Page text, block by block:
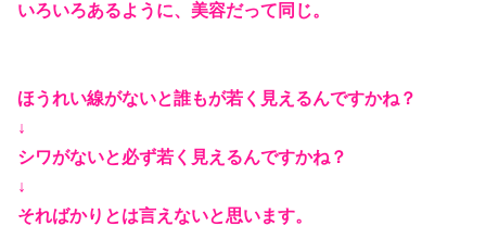
いろいろあるように、美容だって同じ。
ほうれい線がないと誰もが若く見えるんですかね？
↓
シワがないと必ず若く見えるんですかね？
↓
そればかりとは言えないと思います。